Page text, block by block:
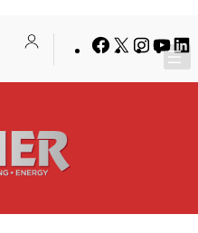
Facebook
X